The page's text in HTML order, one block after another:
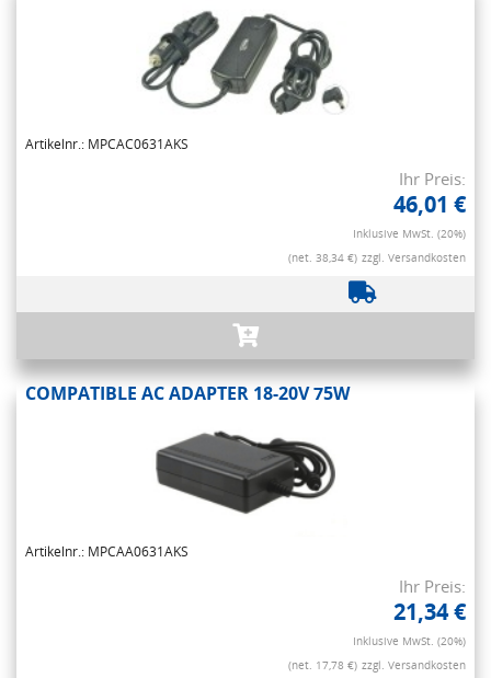
Artikelnr.: MPCAC0631AKS
Ihr Preis:
46,01 €
Inklusive MwSt. (20%)
(net. 38,34 €) zzgl. Versandkosten
COMPATIBLE AC ADAPTER 18-20V 75W
Artikelnr.: MPCAA0631AKS
Ihr Preis:
21,34 €
Inklusive MwSt. (20%)
(net. 17,78 €) zzgl. Versandkosten